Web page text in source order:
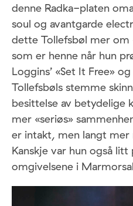
denne Radka-platen
soul og avantgarde
dette Tollefsbøl mer
som er henne når hun
Loggins’ «Set It Free»
Tollefsbøls stemme
besittelse av betydelige
mer «seriøs»
er intakt, men langt mer
Kanskje var hun også
omgivelsene i